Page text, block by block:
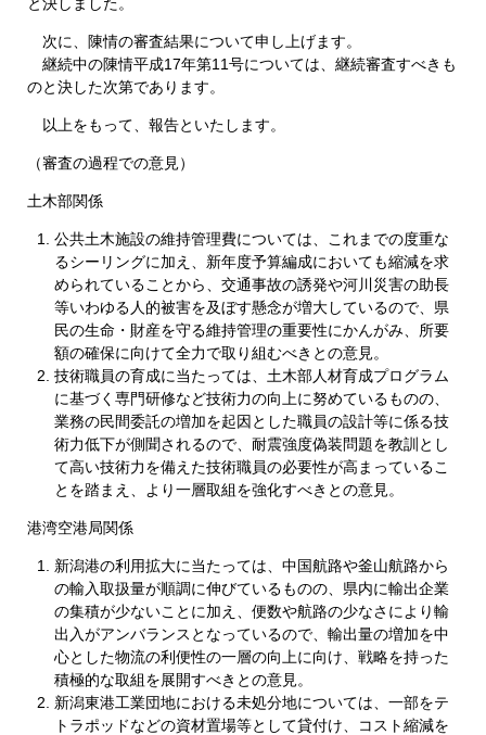
次に、陳情の審査結果について申し上げます。
継続中の陳情平成17年第11号については、継続審査すべきも
のと決した次第であります。
以上をもって、報告といたします。
（審査の過程での意見）
土木部関係
公共土木施設の維持管理費については、これまでの度重な
るシーリングに加え、新年度予算編成においても縮減を求
められていることから、交通事故の誘発や河川災害の助長
等いわゆる人的被害を及ぼす懸念が増大しているので、県
民の生命・財産を守る維持管理の重要性にかんがみ、所要
額の確保に向けて全力で取り組むべきとの意見。
技術職員の育成に当たっては、土木部人材育成プログラム
に基づく専門研修など技術力の向上に努めているものの、
業務の民間委託の増加を起因とした職員の設計等に係る技
術力低下が側聞されるので、耐震強度偽装問題を教訓とし
て高い技術力を備えた技術職員の必要性が高まっているこ
とを踏まえ、より一層取組を強化すべきとの意見。
港湾空港局関係
新潟港の利用拡大に当たっては、中国航路や釜山航路から
の輸入取扱量が順調に伸びているものの、県内に輸出企業
の集積が少ないことに加え、便数や航路の少なさにより輸
出入がアンバランスとなっているので、輸出量の増加を中
心とした物流の利便性の一層の向上に向け、戦略を持った
積極的な取組を展開すべきとの意見。
新潟東港工業団地における未処分地については、一部をテ
トラポッドなどの資材置場等として貸付け、コスト縮減を